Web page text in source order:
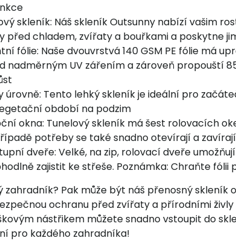
skleník: Náš skleník Outsunny nabízí vašim
před chladem, zvířaty a bouřkami a poskytne
fólie: Naše dvouvrstvá 140 GSM PE fólie má
nadměrným UV zářením a zároveň propouští
úrovně: Tento lehký skleník je ideální pro
období na podzim
okna: Tunelový skleník má šest rolovacích
potřeby se také snadno otevírají a zavírají
dveře: Velké, na zip, rolovací dveře
zajistit ke střeše. Poznámka: Chraňte
zahradník? Pak může být náš přenosný
ochranu před zvířaty a přírodními
nástřikem můžete snadno vstoupit do
pro každého zahradníka!